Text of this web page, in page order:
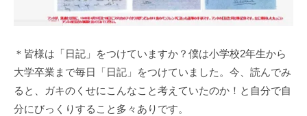
＊皆様は「日記」をつけていますか？僕は小学校2年生から
大学卒業まで毎日「日記」をつけていました。今、読んでみ
ると、ガキのくせにこんなこと考えていたのか！と自分で自
分にびっくりすること多々ありです。